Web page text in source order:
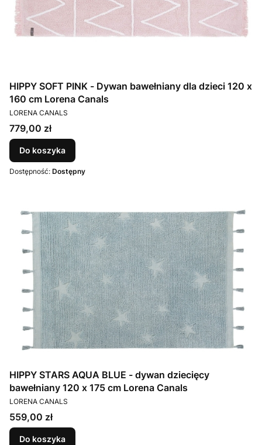
HIPPY SOFT PINK - Dywan bawełniany dla dzieci 120 x
160 cm Lorena Canals
PRODUCENT
LORENA CANALS
Cena
779,00 zł
Do koszyka
Dostępność: Dostępny
HIPPY STARS AQUA BLUE - dywan dziecięcy
bawełniany 120 x 175 cm Lorena Canals
PRODUCENT
LORENA CANALS
Cena
559,00 zł
Do koszyka